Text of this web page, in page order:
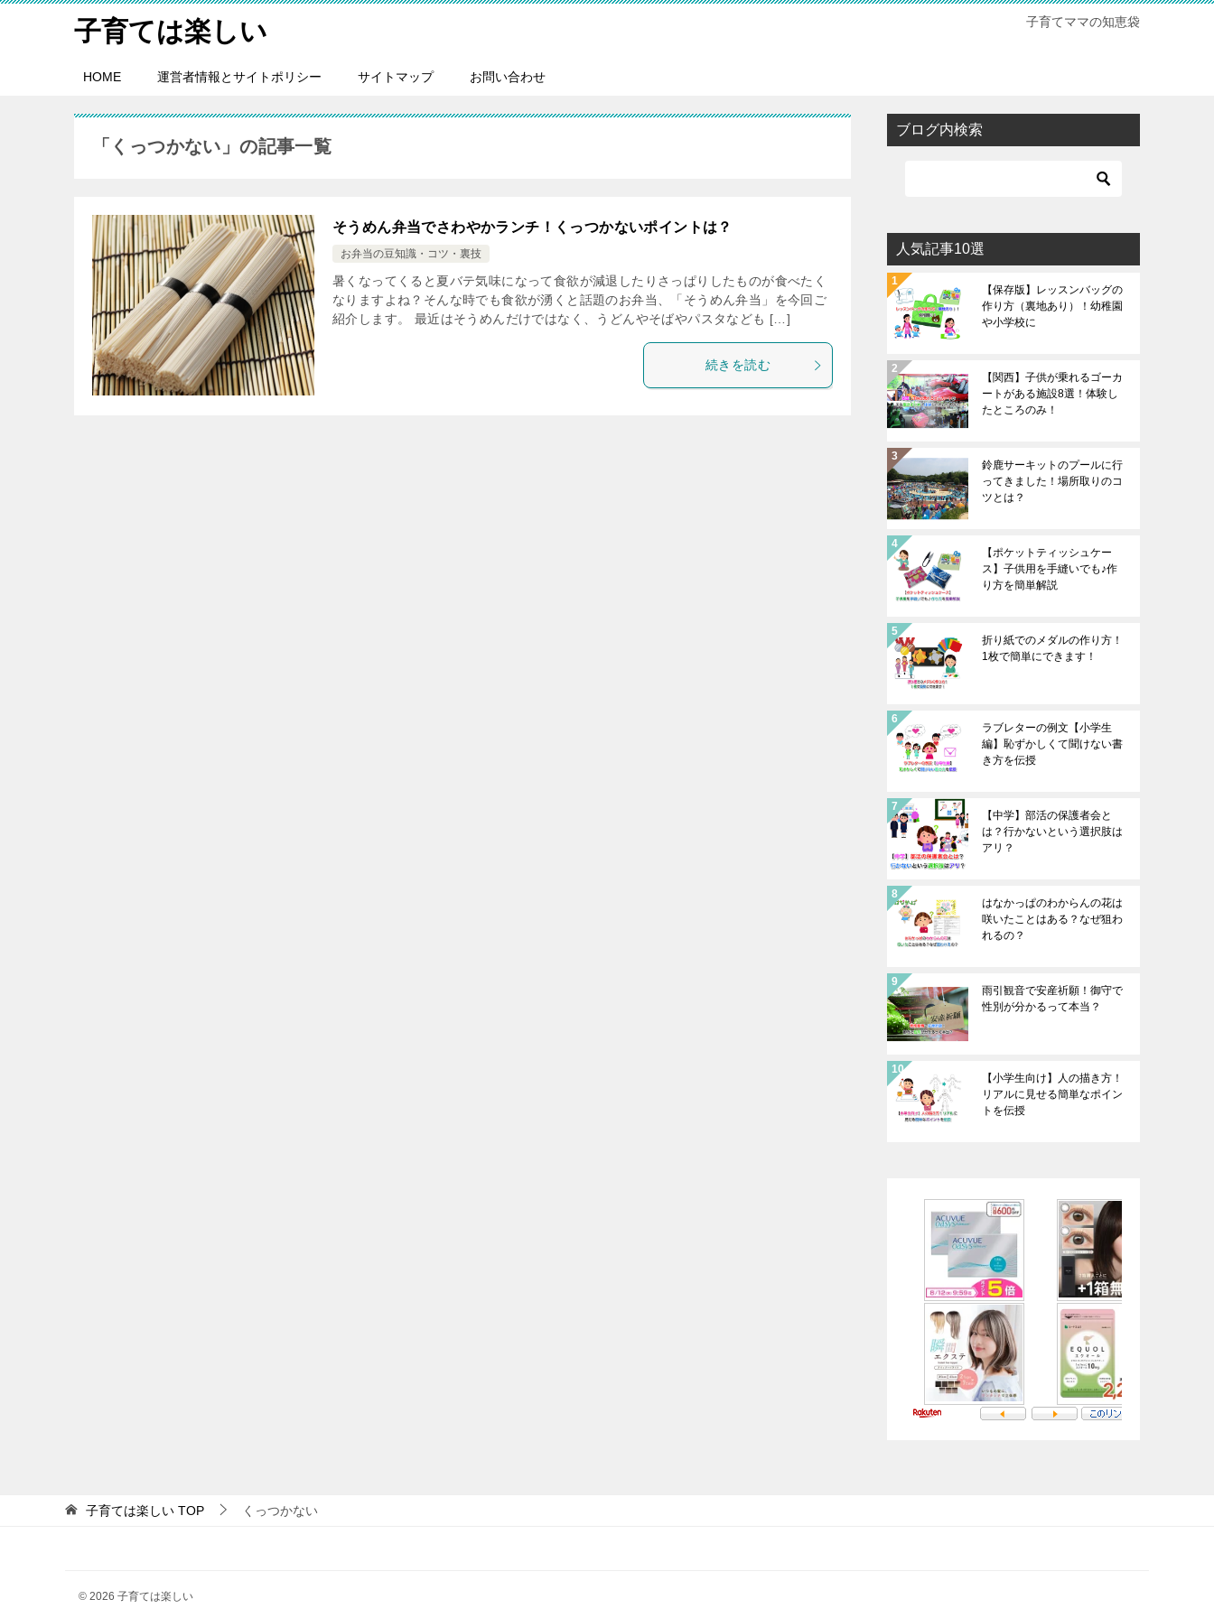
子育ては楽しい 子育てママの知恵袋
HOME 運営者情報とサイトポリシー サイトマップ お問い合わせ
「くっつかない」の記事一覧
そうめん弁当でさわやかランチ！くっつかないポイントは？
お弁当の豆知識・コツ・裏技
暑くなってくると夏バテ気味になって食欲が減退したりさっぱりしたものが食べたく
なりますよね？そんな時でも食欲が湧くと話題のお弁当、「そうめん弁当」を今回ご
紹介します。 最近はそうめんだけではなく、うどんやそばやパスタなども […]
続きを読む
ブログ内検索
人気記事10選
【保存版】レッスンバッグの
作り方（裏地あり）！幼稚園
や小学校に
【関西】子供が乗れるゴーカ
ートがある施設8選！体験し
たところのみ！
鈴鹿サーキットのプールに行
ってきました！場所取りのコ
ツとは？
【ポケットティッシュケー
ス】子供用を手縫いでも♪作
り方を簡単解説
折り紙でのメダルの作り方！
1枚で簡単にできます！
ラブレターの例文【小学生
編】恥ずかしくて聞けない書
き方を伝授
【中学】部活の保護者会と
は？行かないという選択肢は
アリ？
はなかっぱのわからんの花は
咲いたことはある？なぜ狙わ
れるの？
雨引観音で安産祈願！御守で
性別が分かるって本当？
【小学生向け】人の描き方！
リアルに見せる簡単なポイン
トを伝授
子育ては楽しい TOP くっつかない
© 2026 子育ては楽しい